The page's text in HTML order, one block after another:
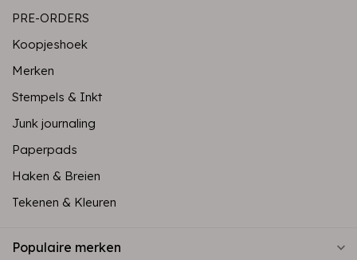
PRE-ORDERS
Koopjeshoek
Merken
Stempels & Inkt
Junk journaling
Paperpads
Haken & Breien
Tekenen & Kleuren
Populaire merken